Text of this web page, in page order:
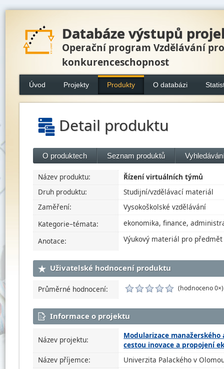
Databáze výstupů
Operační program Vzdělávání pro
konkurenceschopnost
Úvod Projekty Produkty O databázi
Detail produktu
O produktech Seznam produktů
Název produktu:
Řízení virtuálních týmů
Druh produktu:
Studijní/vzdělávací materiál
Zaměření:
Vysokoškolské vzdělávání
Kategorie–témata:
ekonomika, finance,
Anotace:
Výukový materiál pro
Uživatelské hodnocení produktu
Průměrné hodnocení: (hodnoceno 0×)
Informace o projektu
Název projektu:
Modularizace
cestou inovace a propojení
Název příjemce:
Univerzita Palackého v